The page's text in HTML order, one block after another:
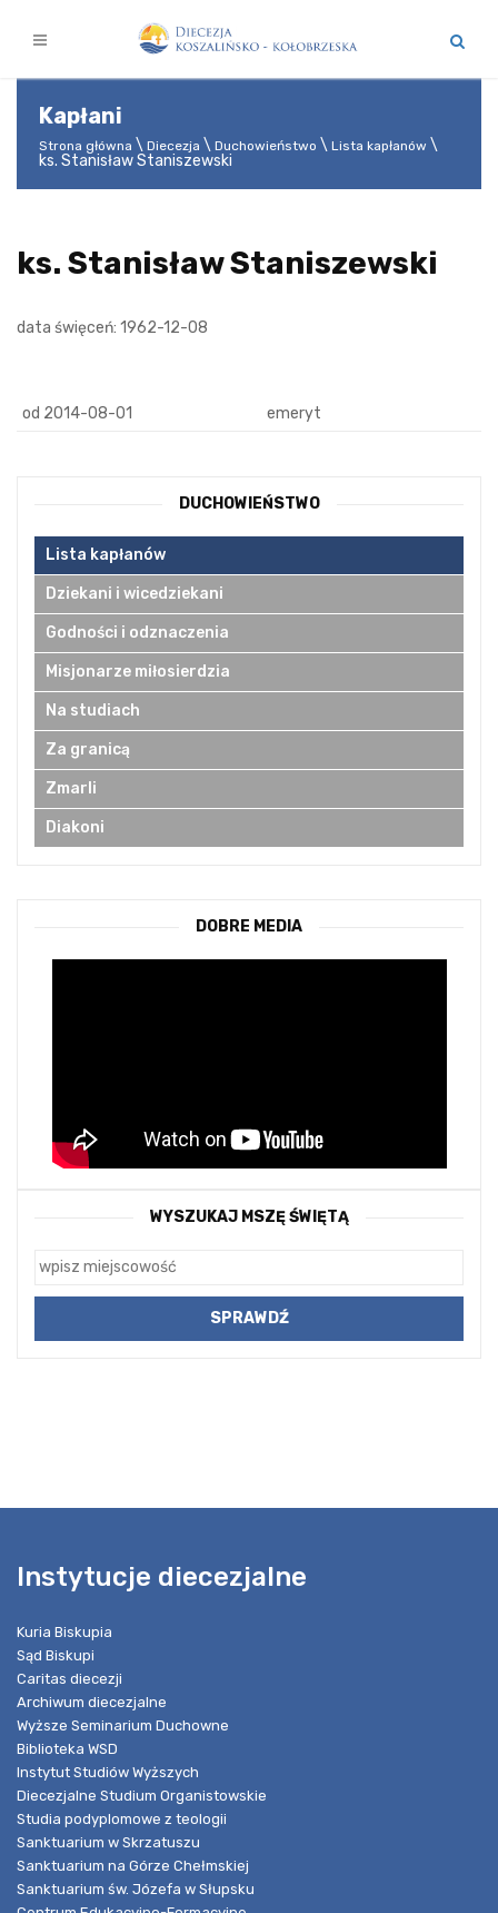
Kapłani
Strona główna Diecezja Duchowieństwo Lista kapłanów
ks. Stanisław Staniszewski
ks. Stanisław Staniszewski
data święceń: 1962-12-08
od 2014-08-01 emeryt
DUCHOWIEŃSTWO
Lista kapłanów
Dziekani i wicedziekani
Godności i odznaczenia
Misjonarze miłosierdzia
Na studiach
Za granicą
Zmarli
Diakoni
DOBRE MEDIA
WYSZUKAJ MSZĘ ŚWIĘTĄ
Instytucje diecezjalne
Kuria Biskupia
Sąd Biskupi
Caritas diecezji
Archiwum diecezjalne
Wyższe Seminarium Duchowne
Biblioteka WSD
Instytut Studiów Wyższych
Diecezjalne Studium Organistowskie
Studia podyplomowe z teologii
Sanktuarium w Skrzatuszu
Sanktuarium na Górze Chełmskiej
Sanktuarium św. Józefa w Słupsku